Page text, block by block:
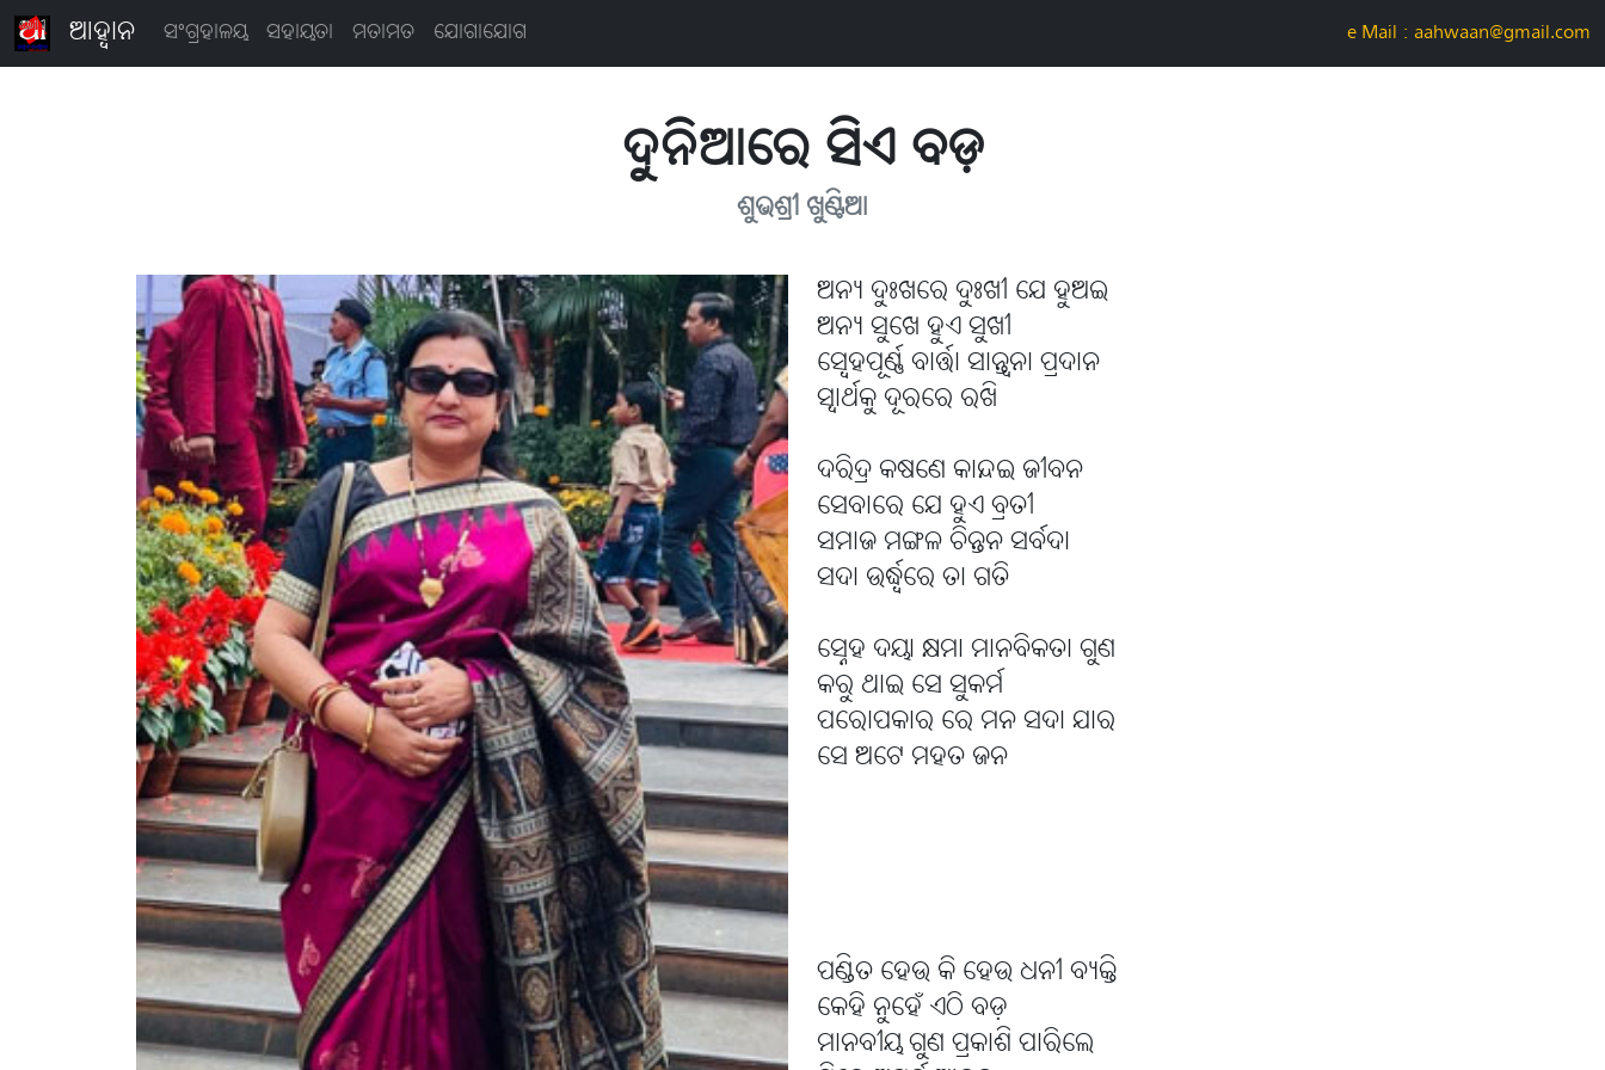
ଆହ୍ବାନ ସଂଗ୍ରହାଳୟ ସହାୟତା ମତାମତ ଯୋଗାଯୋଗ e-Mail : aahwaan@gmail.com
ଦୁନିଆରେ ସିଏ ବଡ଼
ଶୁଭଶ୍ରୀ ଖୁଣ୍ଟିଆ
ଅନ୍ୟ ଦୁଃଖରେ ଦୁଃଖୀ ଯେ ହୁଅଇ
ଅନ୍ୟ ସୁଖେ ହୁଏ ସୁଖୀ
ସ୍ବେହପୂର୍ଣ୍ଣ ବାର୍ତ୍ତା ସାନ୍ତ୍ୱନା ପ୍ରଦାନ
ସ୍ୱାର୍ଥକୁ ଦୂରରେ ରଖି
ଦରିଦ୍ର କଷଣେ କାନ୍ଦଇ ଜୀବନ
ସେବାରେ ଯେ ହୁଏ ବ୍ରତୀ
ସମାଜ ମଙ୍ଗଳ ଚିନ୍ତନ ସର୍ବଦା
ସଦା ଉର୍ଦ୍ଧ୍ବରେ ତା ଗତି
ସ୍ନେହ ଦୟା କ୍ଷମା ମାନବିକତା ଗୁଣ
କରୁ ଥାଇ ସେ ସୁକର୍ମ
ପରୋପକାର ରେ ମନ ସଦା ଯାର
ସେ ଅଟେ ମହତ ଜନ
ପଣ୍ଡିତ ହେଉ କି ହେଉ ଧନୀ ବ୍ୟକ୍ତି
କେହି ନୁହେଁ ଏଠି ବଡ଼
ମାନବୀୟ ଗୁଣ ପ୍ରକାଶି ପାରିଲେ